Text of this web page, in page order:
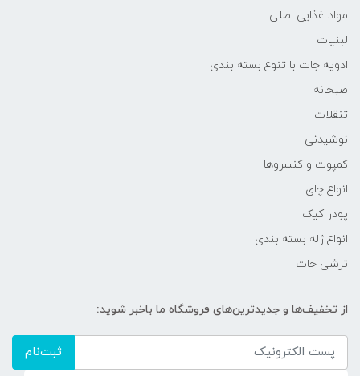
مواد غذایی اصلی
لبنیات
ادویه جات با تنوع بسته بندی
صبحانه
تنقلات
نوشیدنی
کمپوت و کنسروها
انواع چای
پودر کیک
انواع ژله بسته بندی
ترشی جات
از تخفیف‌ها و جدیدترین‌های فروشگاه ما باخبر شوید:
ثبت‌نام